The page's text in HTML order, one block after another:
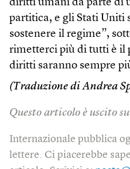
diritti umani da parte di
partitica, e gli Stati Uniti
sostenere il regime”,
rimetterci più di tutti è il
diritti saranno sempre
(Traduzione di Andrea
Questo articolo è uscito
Internazionale pubblica
lettere. Ci piacerebbe